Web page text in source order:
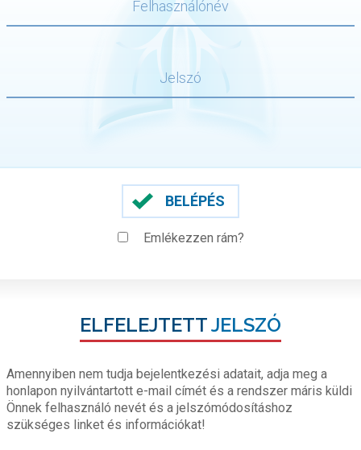
BELÉPÉS
Emlékezzen rám?
ELFELEJTETTJELSZÓ
Amennyiben nem tudja bejelentkezési adatait, adja meg a
honlapon nyilvántartott e-mail címét és a rendszer máris küldi
Önnek felhasználó nevét és a jelszómódosításhoz
szükséges linket és információkat!